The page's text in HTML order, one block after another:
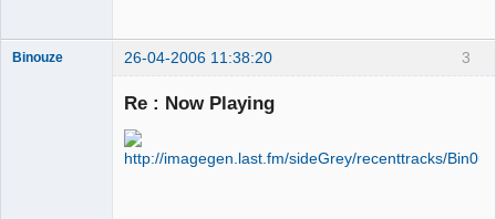
3
Binouze 26-04-2006 11:38:20
Re : Now Playing